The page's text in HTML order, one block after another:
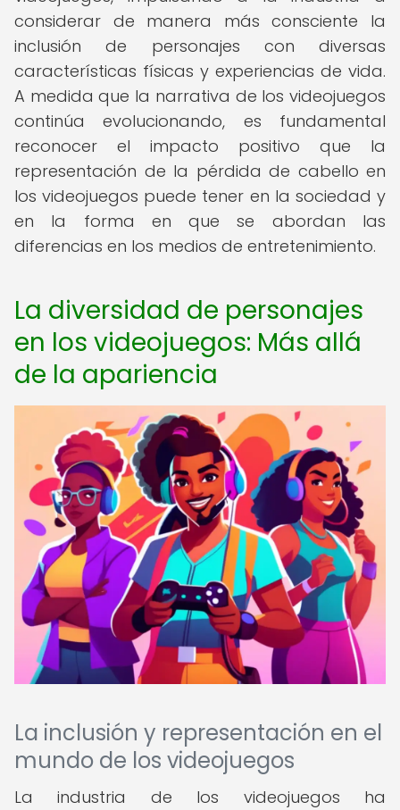
considerar de manera más consciente la
inclusión de personajes con diversas
características físicas y experiencias de vida.
A medida que la narrativa de los videojuegos
continúa evolucionando, es fundamental
reconocer el impacto positivo que la
representación de la pérdida de cabello en
los videojuegos puede tener en la sociedad y
en la forma en que se abordan las
diferencias en los medios de entretenimiento.
La diversidad de personajes
en los videojuegos: Más allá
de la apariencia
La inclusión y representación en el
mundo de los videojuegos
La industria de los videojuegos ha